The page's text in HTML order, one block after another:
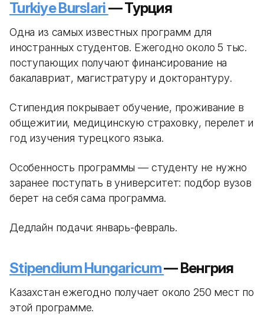
Turkiye Burslari— Турция
Одна из самых известных программ для
иностранных студентов. Ежегодно около 5 тыс.
поступающих получают финансирование на
бакалавриат, магистратуру и докторантуру.
Стипендия покрывает обучение, проживание в
общежитии, медицинскую страховку, перелет и
год изучения турецкого языка.
Особенность программы — студенту не нужно
заранее поступать в университет: подбор вузов
берет на себя сама программа.
Дедлайн подачи: январь-февраль.
Stipendium Hungaricum— Венгрия
Казахстан ежегодно получает около 250 мест по
этой программе.